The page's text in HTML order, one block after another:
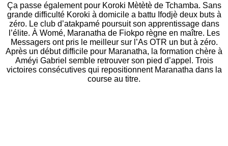
Ça passe également pour Koroki Mètètè de Tchamba. Sans
grande difficulté Koroki à domicile a battu Ifodjè deux buts à
zéro. Le club d’atakpamé poursuit son apprentissage dans
l’élite. À Womé, Maranatha de Fiokpo règne en maître. Les
Messagers ont pris le meilleur sur l’As OTR un but à zéro.
Après un début difficile pour Maranatha, la formation chère à
Améyi Gabriel semble retrouver son pied d’appel. Trois
victoires consécutives qui repositionnent Maranatha dans la
course au titre.